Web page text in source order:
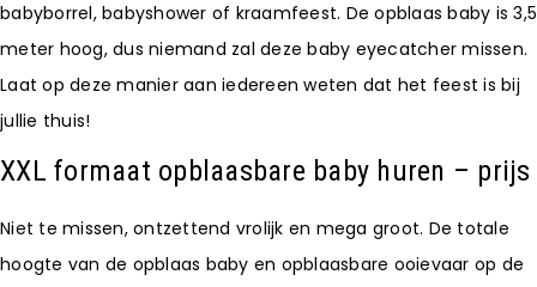
babyborrel, babyshower of kraamfeest. De opblaas baby is 3,5
meter hoog, dus niemand zal deze baby eyecatcher missen.
Laat op deze manier aan iedereen weten dat het feest is bij
jullie thuis!
XXL formaat opblaasbare baby huren – prijs
Niet te missen, ontzettend vrolijk en mega groot. De totale
hoogte van de opblaas baby en opblaasbare ooievaar op de